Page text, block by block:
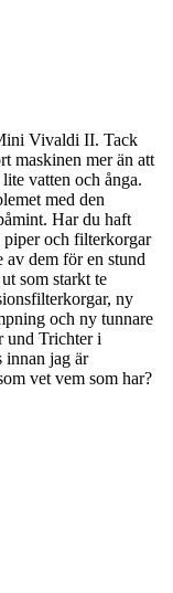
Vivaldi II. Tack
maskinen mer än att
vatten och ånga.
med den
Har du haft
piper och filterkorgar
dem för en stund
som starkt te
ny
och ny tunnare
und Trichter i
innan jag är
vet vem som har?